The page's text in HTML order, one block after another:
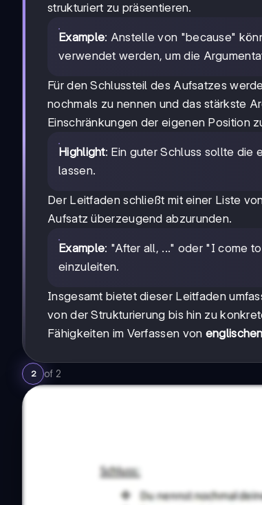
strukturiert zu präsentieren.
Example: Anstelle von "because"
verwendet werden, um die
Für den Schlussteil des Aufsatzes
nochmals zu nennen und das stärkste
Einschränkungen der eigenen Position
Highlight: Ein guter Schluss sollte die
lassen.
Der Leitfaden schließt mit einer Liste
Aufsatz überzeugend abzurunden.
Example: "After all, ..." oder "I come
einzuleiten.
Insgesamt bietet dieser Leitfaden
von der Strukturierung bis hin zu
Fähigkeiten im Verfassen von
2 of 2